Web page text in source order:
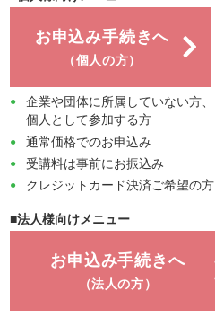
お申込み手続きへ
（個人の方）
企業や団体に所属していない方、
個人として参加する方
通常価格でのお申込み
受講料は事前にお振込み
クレジットカード決済ご希望の方
■法人様向けメニュー
お申込み手続きへ
（法人の方）